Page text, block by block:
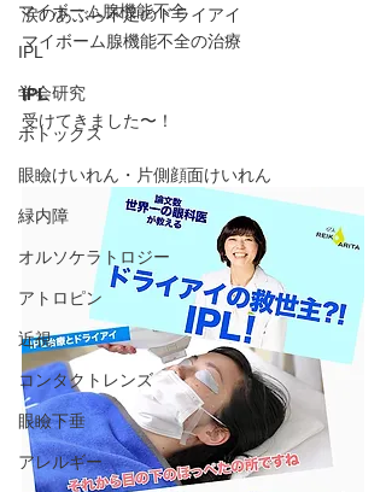
マイボーム腺機能不全
IPL
学会研究
ボトックス
眼瞼けいれん・片側顔面けいれん
緑内障
オルソケラトロジー
アトロピン
近視
コンタクトレンズ
眼瞼下垂
アレルギー
涙のあぶら不足のドライアイ
マイボーム腺機能不全の治療
IPL
受けてきました〜！